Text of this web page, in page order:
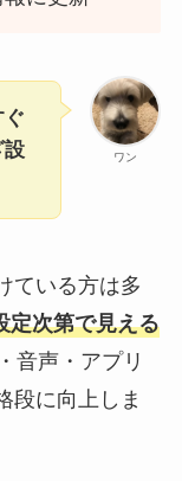
ワン
設
ている方は多
定次第で見える
音声・アプリ
段に向上しま